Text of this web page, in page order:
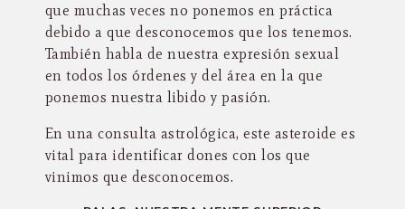
que muchas veces no ponemos en práctica
debido a que desconocemos que los tenemos.
También habla de nuestra expresión sexual
en todos los órdenes y del área en la que
ponemos nuestra libido y pasión.
En una consulta astrológica, este asteroide es
vital para identificar dones con los que
vinimos que desconocemos.